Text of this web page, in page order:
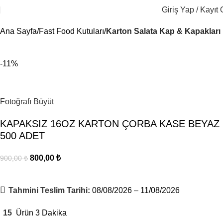
Giriş Yap / Kayıt
Ana Sayfa Fast Food Kutuları Karton Salata Kap & Kapakları
-11%
Fotoğrafı Büyüt
KAPAKSIZ 16OZ KARTON ÇORBA KASE BEYAZ
500 ADET
900,00₺ 800,00 ₺
Tahmini Teslim Tarihi: 08/08/2026 – 11/08/2026
15 Ürün 3 Dakika